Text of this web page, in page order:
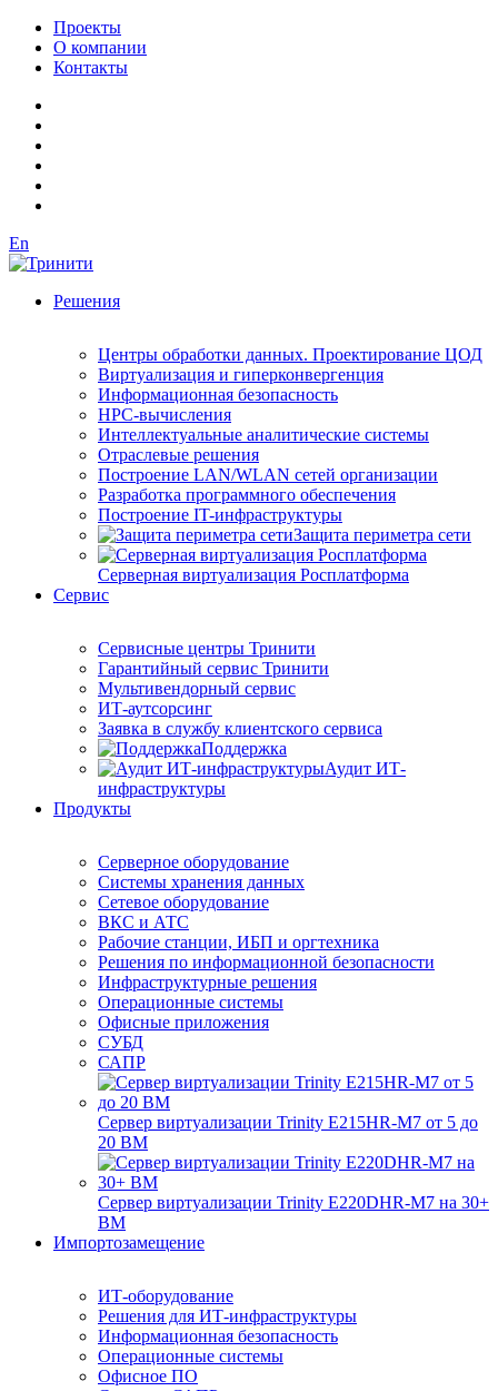
Проекты
О компании
Контакты
En
Решения
Центры обработки данных. Проектирование ЦОД
Виртуализация и гиперконвергенция
Информационная безопасность
HPC-вычисления
Интеллектуальные аналитические системы
Отраслевые решения
Построение LAN/WLAN сетей организации
Разработка программного обеспечения
Построение IT-инфраструктуры
Защита периметра сети
Серверная виртуализация Росплатформа
Сервис
Сервисные центры Тринити
Гарантийный сервис Тринити
Мультивендорный сервис
ИТ-аутсорсинг
Заявка в службу клиентского сервиса
Поддержка
Аудит ИТ-
инфраструктуры
Продукты
Серверное оборудование
Системы хранения данных
Сетевое оборудование
ВКС и АТС
Рабочие станции, ИБП и оргтехника
Решения по информационной безопасности
Инфраструктурные решения
Операционные системы
Офисные приложения
СУБД
САПР
Сервер виртуализации Trinity E215HR-M7 от 5 до
20 ВМ
Сервер виртуализации Trinity E220DHR-M7 на 30+
ВМ
Импортозамещение
ИТ-оборудование
Решения для ИТ-инфраструктуры
Информационная безопасность
Операционные системы
Офисное ПО